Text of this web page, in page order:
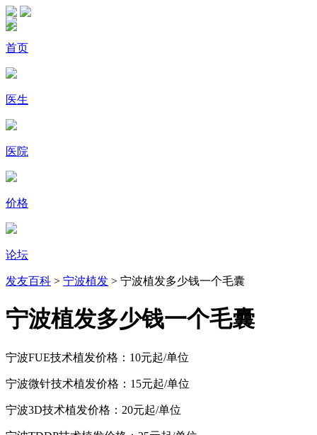
首页
医生
医院
价格
论坛
发友百科 > 宁波植发 > 宁波植发多少钱一个毛囊
宁波植发多少钱一个毛囊
宁波FUE技术植发价格：10元起/单位
宁波微针技术植发价格：15元起/单位
宁波3D技术植发价格：20元起/单位